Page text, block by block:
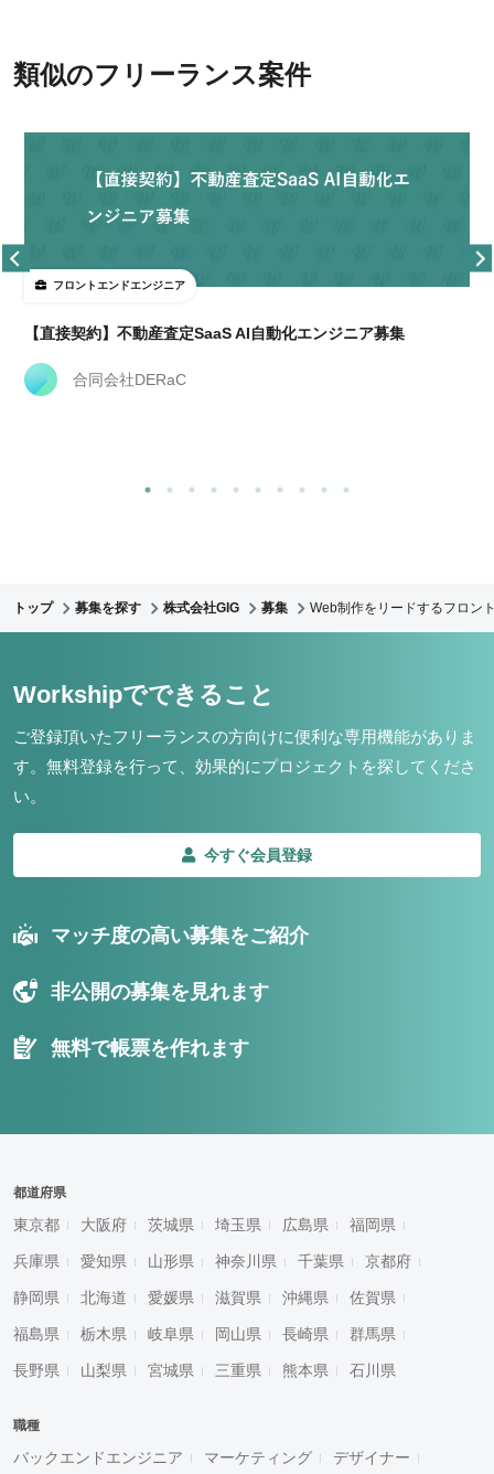
類似のフリーランス案件
フロントエンドエンジニア
【直接契約】不動産査定SaaS AI自動化エンジニア募集
合同会社DERaC
トップ 募集を探す 株式会社GIG 募集 Web制作をリードするフロン
Workshipでできること
ご登録頂いたフリーランスの方向けに便利な専用機能がありま
す。 無料登録を行って、効果的にプロジェクトを探してくださ
い。
今すぐ会員登録
マッチ度の高い募集をご紹介
非公開の募集を見れます
無料で帳票を作れます
都道府県
東京都 大阪府 茨城県 埼玉県 広島県 福岡県
兵庫県 愛知県 山形県 神奈川県 千葉県 京都府
静岡県 北海道 愛媛県 滋賀県 沖縄県 佐賀県
福島県 栃木県 岐阜県 岡山県 長崎県 群馬県
長野県 山梨県 宮城県 三重県 熊本県 石川県
職種
バックエンドエンジニア マーケティング デザイナー